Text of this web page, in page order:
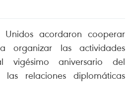
Unidos acordaron cooperar
organizar las actividades
vigésimo aniversario del
las relaciones diplomáticas